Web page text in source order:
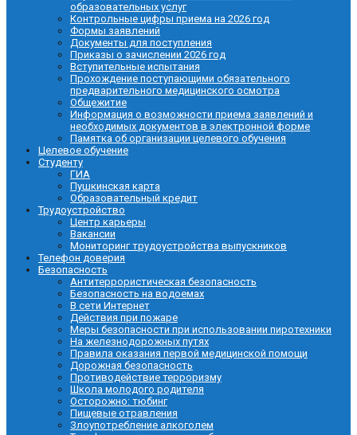
образовательных услуг
Контрольные цифры приема на 2026 год
Формы заявлений
Документы для поступления
Приказы о зачислении 2026 год
Вступительные испытания
Прохождение поступающими обязательного
предварительного медицинского осмотра
Общежитие
Информация о возможности приема заявлений и
необходимых документов в электронной форме
Памятка об организации целевого обучения
Целевое обучение
Студенту
ГИА
Пушкинская карта
Образовательный кредит
Трудоустройство
Центр карьеры
Вакансии
Мониторинг трудоустройства выпускников
Телефон доверия
Безопасность
Антитеррористическая безопасность
Безопасность на водоемах
В сети Интернет
Действия при пожаре
Меры безопасности при использовании пиротехники
На железнодорожных путях
Правила оказания первой медицинской помощи
Дорожная безопасность
Противодействие терроризму
Школа молодого родителя
Осторожно: тюбинг
Пищевые отравления
Злоупотребление алкоголем